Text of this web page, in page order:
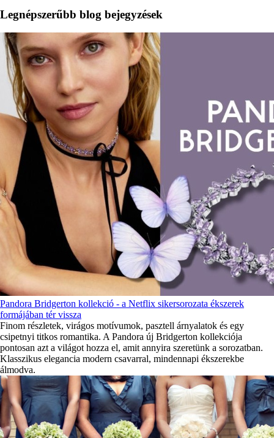
Legnépszerűbb blog bejegyzések
Pandora Bridgerton kollekció - a Netflix sikersorozata ékszerek
formájában tér vissza
Finom részletek, virágos motívumok, pasztell árnyalatok és egy
csipetnyi titkos romantika. A Pandora új Bridgerton kollekciója
pontosan azt a világot hozza el, amit annyira szeretünk a sorozatban.
Klasszikus elegancia modern csavarral, mindennapi ékszerekbe
álmodva.